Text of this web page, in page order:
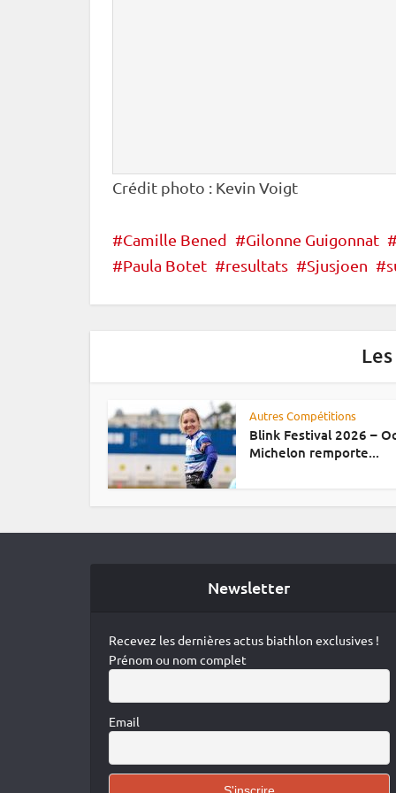
Crédit photo : Kevin Voigt
Camille Bened
Gilonne Guigonnat
Paula Botet
resultats Sjusjoen
Autres Compétitions
Blink Festival 2026 –
Michelon remporte...
Newsletter
Recevez les dernières actus biathlon exclusives !
Prénom ou nom complet
Email